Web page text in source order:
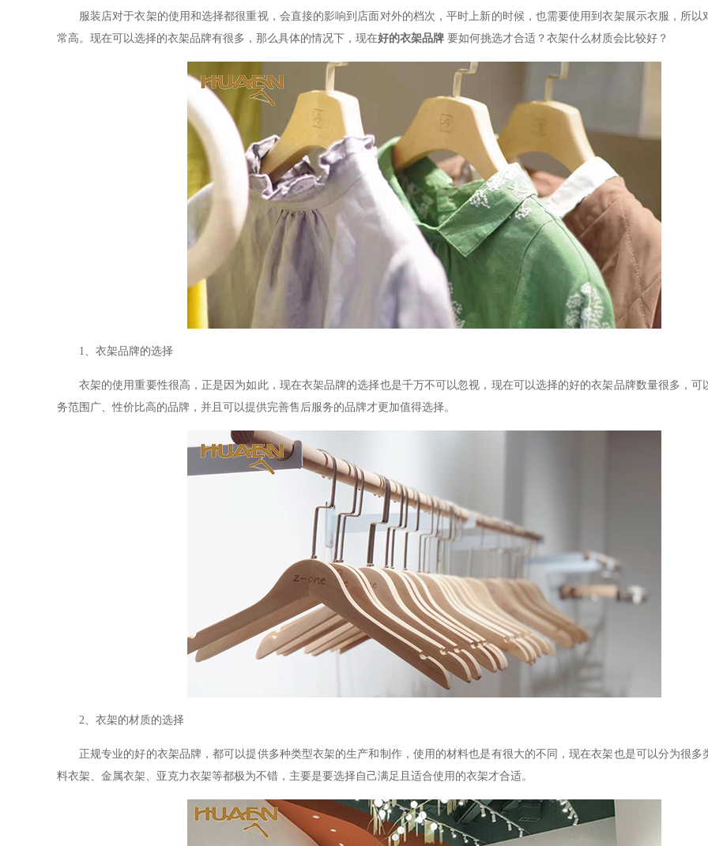
服装店对于衣架的使用和选择都很重视，会直接的影响到店面对外的档次，平时上新的时候，也需要使用到衣架展示衣服，所以
常高。现在可以选择的衣架品牌有很多，那么具体的情况下，现在好的衣架品牌 要如何挑选才合适？衣架什么材质会比较好？
1、衣架品牌的选择
衣架的使用重要性很高，正是因为如此，现在衣架品牌的选择也是千万不可以忽视，现在可以选择的好的衣架品牌数量很多，可
务范围广、性价比高的品牌，并且可以提供完善售后服务的品牌才更加值得选择。
2、衣架的材质的选择
正规专业的好的衣架品牌，都可以提供多种类型衣架的生产和制作，使用的材料也是有很大的不同，现在衣架也是可以分为很多
料衣架、金属衣架、亚克力衣架等都极为不错，主要是要选择自己满足且适合使用的衣架才合适。